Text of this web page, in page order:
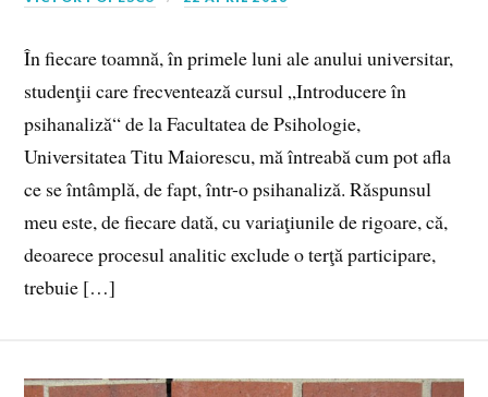
În fiecare toamnă, în primele luni ale anului universitar,
studenţii care frecventează cursul „Introducere în
psihanaliză“ de la Facultatea de Psihologie,
Universitatea Titu Maiorescu, mă întreabă cum pot afla
ce se întâmplă, de fapt, într-o psihanaliză. Răspunsul
meu este, de fiecare dată, cu variaţiunile de rigoare, că,
deoarece procesul analitic exclude o terţă participare,
trebuie […]